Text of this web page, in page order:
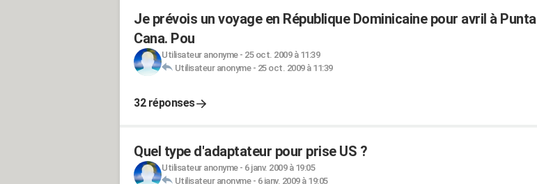
Je prévois un voyage en République Dominicaine pour avril à Punta
Cana. Pou
Utilisateur anonyme- 25 oct. 2009 à 11:39
Utilisateur anonyme- 25 oct. 2009 à 11:39
32 réponses
Quel type d'adaptateur pour prise US ?
Utilisateur anonyme- 6 janv. 2009 à 19:05
Utilisateur anonyme- 6 janv. 2009 à 19:05